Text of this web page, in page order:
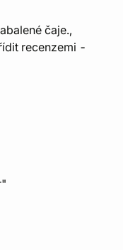
čaje.,
recenzemi -